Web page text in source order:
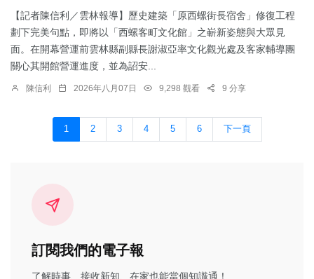
【記者陳信利／雲林報導】歷史建築「原西螺街長宿舍」修復工程
劃下完美句點，即將以「西螺客町文化館」之嶄新姿態與大眾見
面。在開幕營運前雲林縣副縣長謝淑亞率文化觀光處及客家輔導團
關心其開館營運進度，並為詔安...
陳信利 2026年八月07日 9,298 觀看 9 分享
1 2 3 4 5 6 下一頁
訂閱我們的電子報
了解時事、接收新知、在家也能當個知識通！